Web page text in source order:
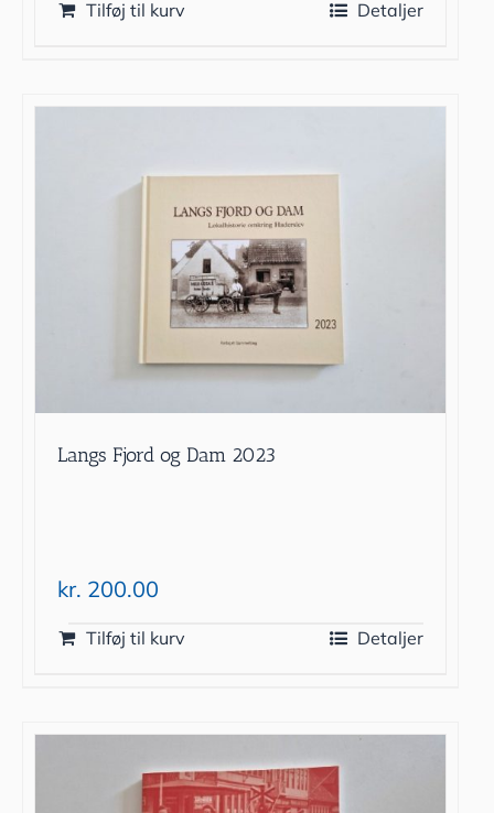
Tilføj til kurv Detaljer
Langs Fjord og Dam 2023
kr. 200.00
Tilføj til kurv Detaljer